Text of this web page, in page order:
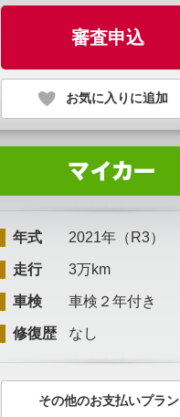
審査申込
お気に入りに追加
年式 2021年（R3）
走行 3万km
車検 車検２年付き
修復歴 なし
その他のお支払いプラン